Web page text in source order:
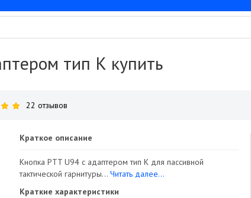
тип К купить
22 отзывов
Краткое описание
Кнопка PTT U94 с адаптером тип К для пассивной
тактической гарнитуры... Читать далее...
Краткие характеристики